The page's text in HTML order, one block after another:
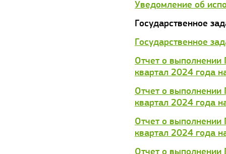
Уведомление об
Государственное
Государственное
Отчет о выполнении
квартал 2024 года
Отчет о выполнении
квартал 2024 года
Отчет о выполнении
квартал 2024 года